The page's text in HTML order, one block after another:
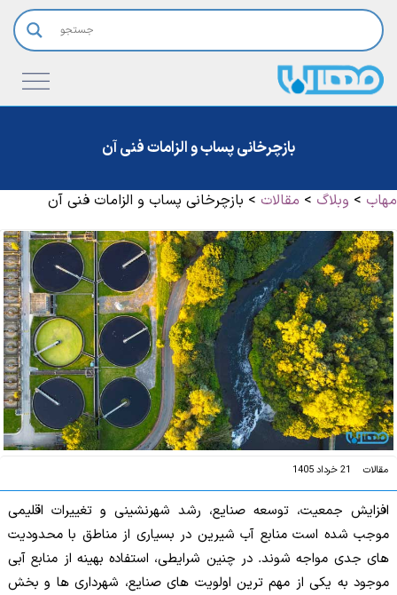
بازچرخانی پساب و الزامات فنی آن
مهاب > وبلاگ > مقالات > بازچرخانی پساب و الزامات فنی آن
مقالات 21 خرداد 1405
افزایش جمعیت، توسعه صنایع، رشد شهرنشینی و تغییرات اقلیمی
موجب شده است منابع آب شیرین در بسیاری از مناطق با محدودیت
های جدی مواجه شوند. در چنین شرایطی، استفاده بهینه از منابع آبی
موجود به یکی از مهم ترین اولویت های صنایع، شهرداری ها و بخش